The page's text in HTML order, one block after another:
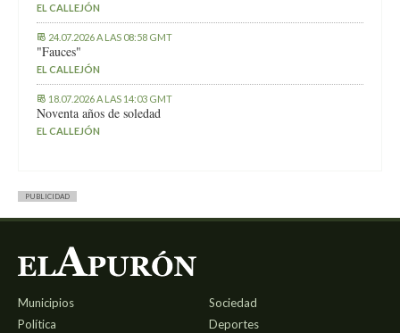
EL CALLEJÓN
24.07.2026 A LAS 08:58 GMT
"Fauces"
EL CALLEJÓN
18.07.2026 A LAS 14:03 GMT
Noventa años de soledad
EL CALLEJÓN
PUBLICIDAD
Municipios
Política
Sociedad
Deportes